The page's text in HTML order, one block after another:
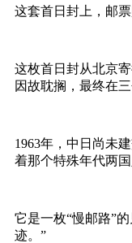
这套首日封上，邮
这枚首日封从北京
因故耽搁，最终在
1963年，中日尚未
着那个特殊年代两
它是一枚“慢邮路”
迹。”